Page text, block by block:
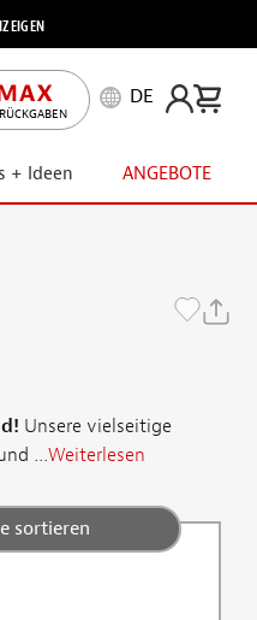
DE
+ Ideen ANGEBOTE
Unsere vielseitige
…Weiterlesen
sortieren